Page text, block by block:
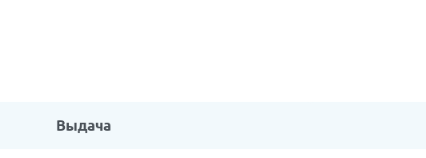
Выдача